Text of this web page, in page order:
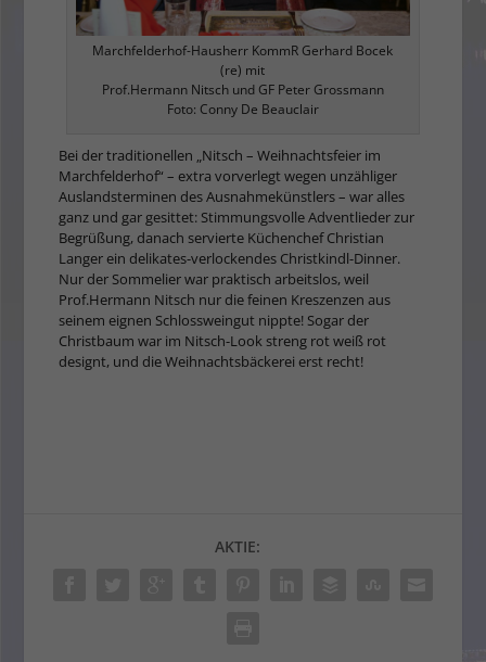
Marchfelderhof-Hausherr KommR Gerhard Bocek
(re) mit
Prof.Hermann Nitsch und GF Peter Grossmann
Foto: Conny De Beauclair
Bei der traditionellen „Nitsch – Weihnachtsfeier im
Marchfelderhof“ – extra vorverlegt wegen unzähliger
Auslandsterminen des Ausnahmekünstlers – war alles
ganz und gar gesittet: Stimmungsvolle Adventlieder zur
Begrüßung, danach servierte Küchenchef Christian
Langer ein delikates-verlockendes Christkindl-Dinner.
Nur der Sommelier war praktisch arbeitslos, weil
Prof.Hermann Nitsch nur die feinen Kreszenzen aus
seinem eignen Schlossweingut nippte! Sogar der
Christbaum war im Nitsch-Look streng rot weiß rot
designt, und die Weihnachtsbäckerei erst recht!
AKTIE: